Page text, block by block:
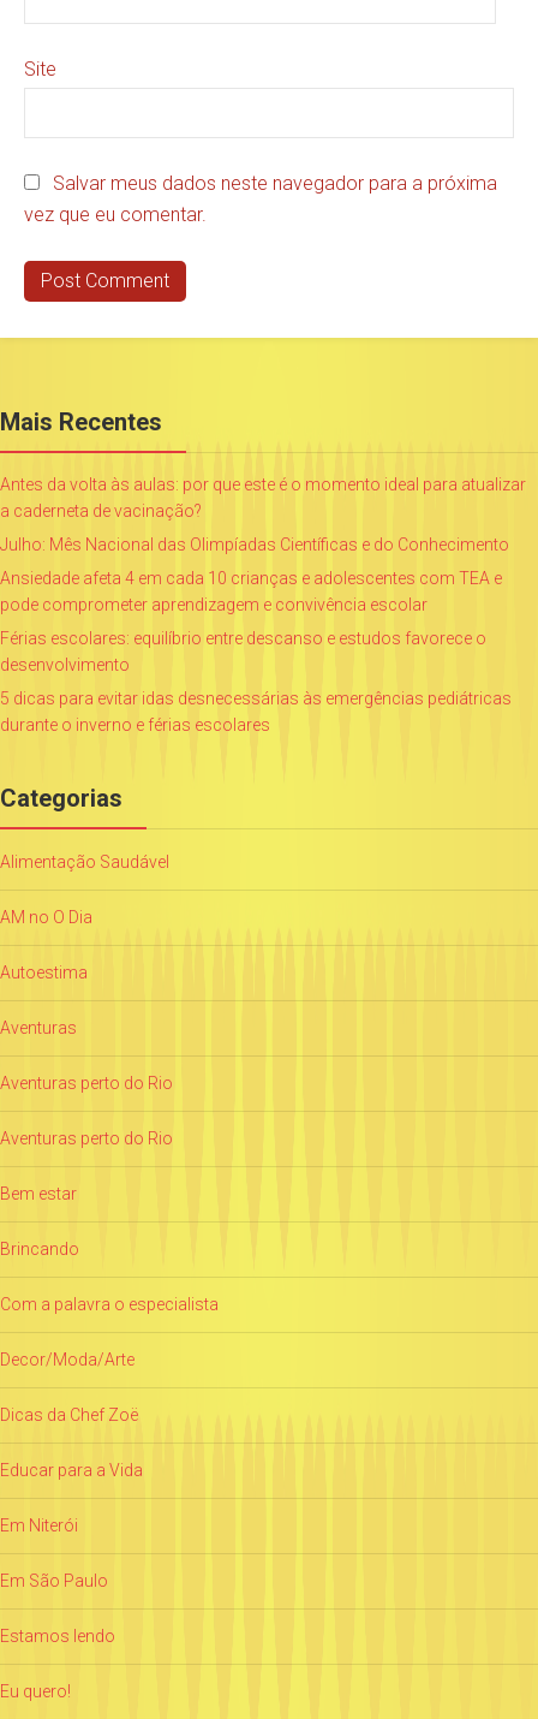
Site
Salvar meus dados neste navegador para a próxima
vez que eu comentar.
Mais Recentes
Antes da volta às aulas: por que este é o momento ideal para atualizar
a caderneta de vacinação?
Julho: Mês Nacional das Olimpíadas Científicas e do Conhecimento
Ansiedade afeta 4 em cada 10 crianças e adolescentes com TEA e
pode comprometer aprendizagem e convivência escolar
Férias escolares: equilíbrio entre descanso e estudos favorece o
desenvolvimento
5 dicas para evitar idas desnecessárias às emergências pediátricas
durante o inverno e férias escolares
Categorias
Alimentação Saudável
AM no O Dia
Autoestima
Aventuras
Aventuras perto do Rio
Aventuras perto do Rio
Bem estar
Brincando
Com a palavra o especialista
Decor/Moda/Arte
Dicas da Chef Zoë
Educar para a Vida
Em Niterói
Em São Paulo
Estamos lendo
Eu quero!